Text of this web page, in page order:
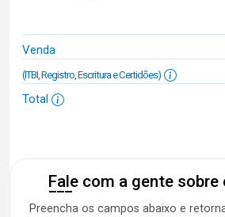
Venda
(ITBI, Registro, Escritura e Certidões)
Total
Fale com a gente
Preencha os campos abaixo e